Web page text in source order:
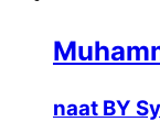
naat BY